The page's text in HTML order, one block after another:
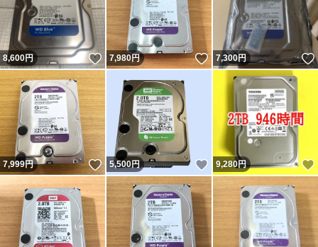
8,600円 いいね！
7,980円 いいね！
7,300円
7,999円 いいね！
5,500円 いいね！
9,280円